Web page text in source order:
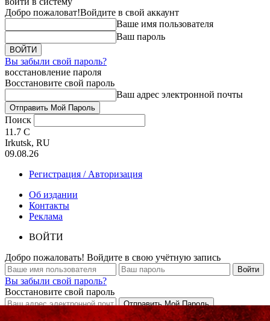
Добро пожаловат!Войдите в свой аккаунт
Ваше имя пользователя
Ваш пароль
Вы забыли свой пароль?
восстановление пароля
Восстановите свой пароль
Ваш адрес электронной почты
Поиск
11.7 C
Irkutsk, RU
09.08.26
Регистрация / Авторизация
Об издании
Контакты
Реклама
ВОЙТИ
Добро пожаловать! Войдите в свою учётную запись
Вы забыли свой пароль?
Восстановите свой пароль
Кто есть кто в Байкальском регионе